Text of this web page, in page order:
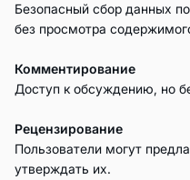
Безопасный сбор данных
без просмотра
Комментирование
Доступ к обсуждению, но
Рецензирование
Пользователи могут
утверждать их.